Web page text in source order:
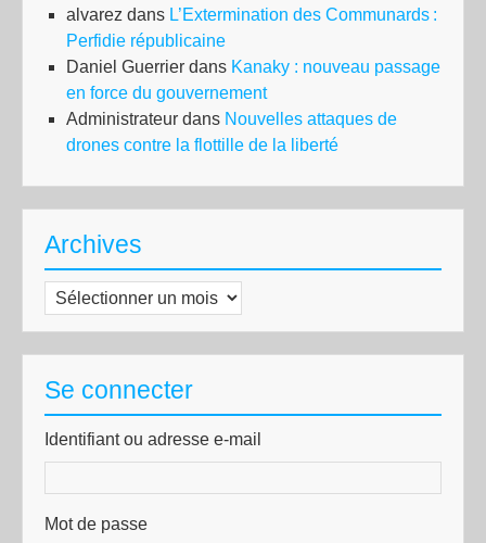
alvarez dans L’Extermination des Communards :
Perfidie républicaine
Daniel Guerrier dans Kanaky : nouveau passage
en force du gouvernement
Administrateur dans Nouvelles attaques de
drones contre la flottille de la liberté
Archives
Archives
Se connecter
Identifiant ou adresse e-mail
Mot de passe